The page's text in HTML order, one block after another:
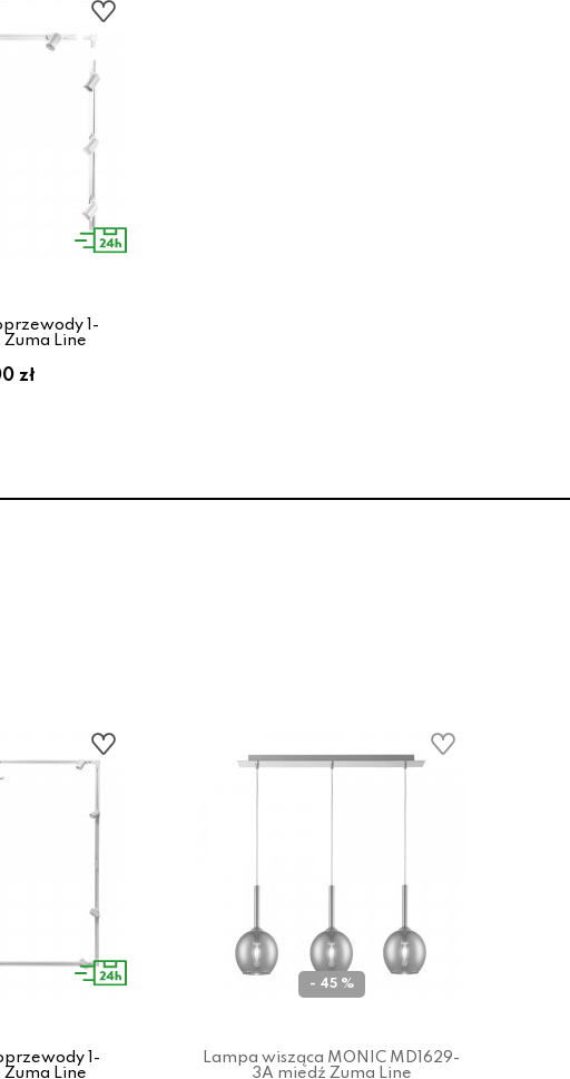
1-
Line
zł
1-
Line
- 45 %
Lampa wisząca MONIC MD1629-
3A miedź Zuma Line